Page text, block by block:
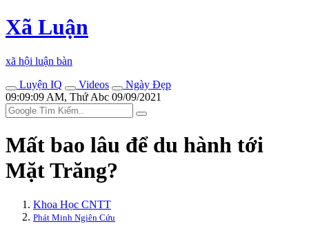
Xã Luận
xã hội luận bàn
Luyện IQ
Videos
Ngày Đẹp
09:09:09 AM, Thứ Abc 09/09/2021
Mất bao lâu để du hành tới
Mặt Trăng?
Khoa Học CNTT
Phát Minh Ngiên Cứu